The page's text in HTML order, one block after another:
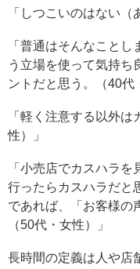
「しつこいのはない（
「普通はそんなこと
う立場を使って気持ち
ントだと思う。（40代
「軽く注意する以外
性）」
「小売店でカスハラ
行ったらカスハラだと
であれば、「お客様の
（50代・女性）」
長時間の定義は人や店